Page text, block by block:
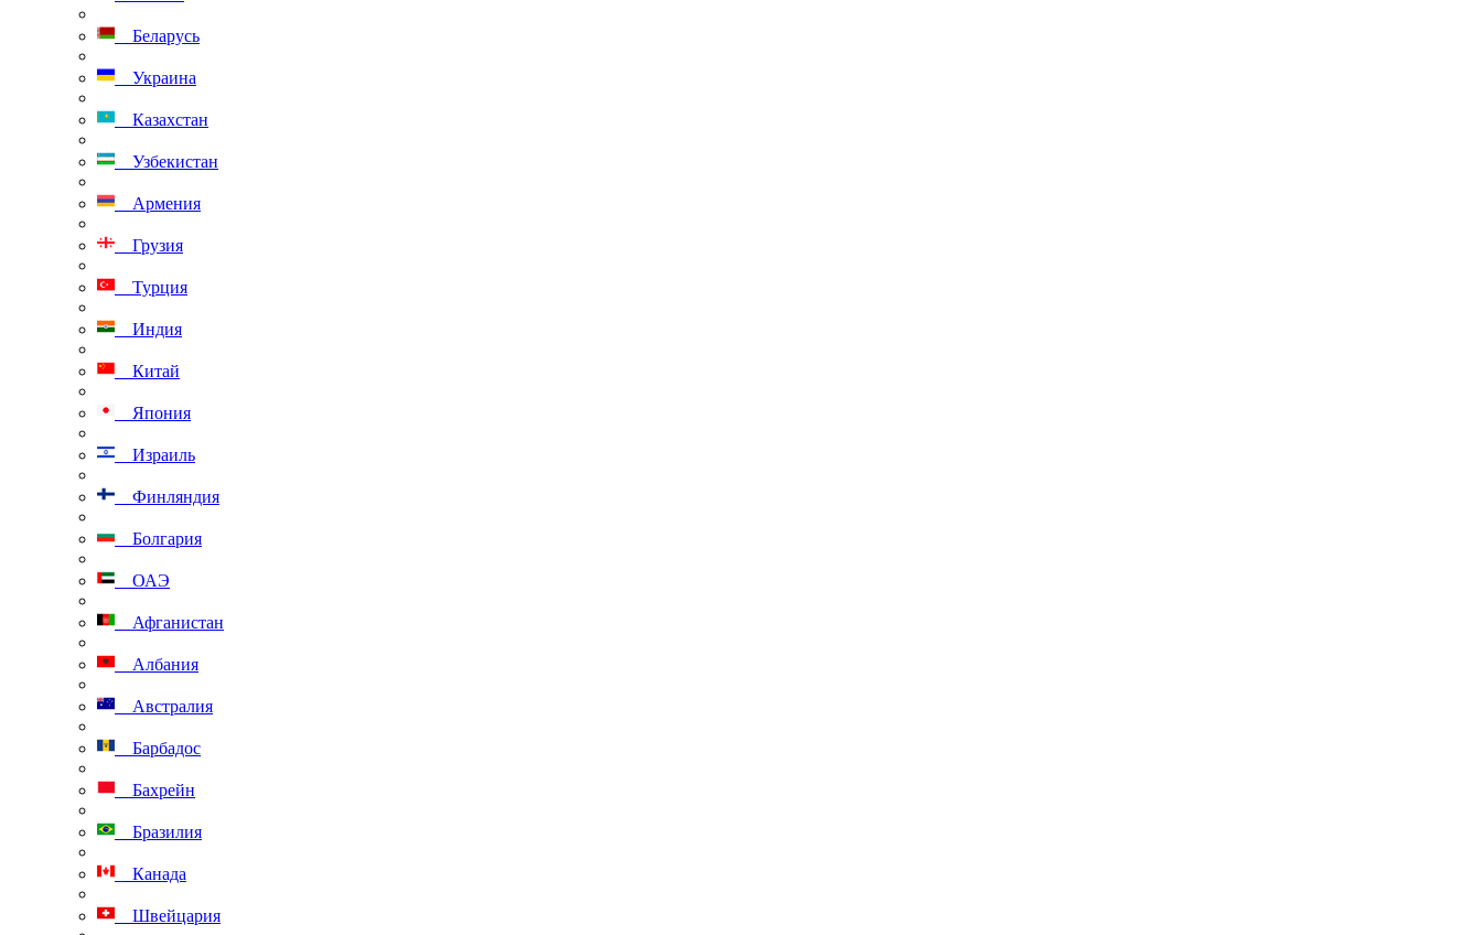
Беларусь
Украина
Казахстан
Узбекистан
Армения
Грузия
Турция
Индия
Китай
Япония
Израиль
Финляндия
Болгария
ОАЭ
Афганистан
Албания
Австралия
Барбадос
Бахрейн
Бразилия
Канада
Швейцария